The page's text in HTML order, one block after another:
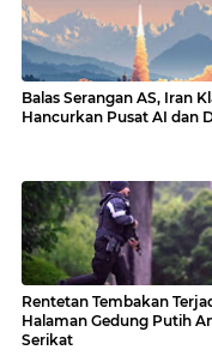
Balas Serangan AS, Iran
Hancurkan Pusat AI dan
Rentetan Tembakan
Halaman Gedung Putih
Serikat